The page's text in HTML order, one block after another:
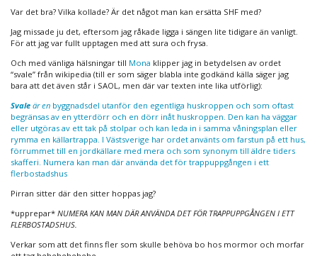
Var det bra? Vilka kollade? Är det något man kan ersätta SHF med?
Jag missade ju det, eftersom jag råkade ligga i sängen lite tidigare än vanligt.
För att jag var fullt upptagen med att sura och frysa.
Och med vänliga hälsningar till Mona klipper jag in betydelsen av ordet
“svale” från wikipedia (till er som säger blabla inte godkänd källa säger jag
bara att det även står i SAOL, men där var texten inte lika utförlig):
Svale är en byggnadsdel utanför den egentliga huskroppen och som oftast
begränsas av en ytterdörr och en dörr inåt huskroppen. Den kan ha väggar
eller utgöras av ett tak på stolpar och kan leda in i samma våningsplan eller
rymma en källartrappa. I Västsverige har ordet använts om farstun på ett hus,
förrummet till en jordkällare med mera och som synonym till äldre tiders
skafferi. Numera kan man där använda det för trappuppgången i ett
flerbostadshus
Pirran sitter där den sitter hoppas jag?
*upprepar* NUMERA KAN MAN DÄR ANVÄNDA DET FÖR TRAPPUPPGÅNGEN I ETT
FLERBOSTADSHUS.
Verkar som att det finns fler som skulle behöva bo hos mormor och morfar